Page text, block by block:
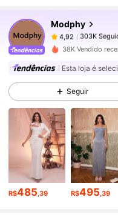
Modphy
4,92
303K
5***8pago1 dia
4,92 303K
4,92 303K
4,92 303K
303K
38K Vendido
Esta loja é
Seguir
R$485 ,39 R$495 ,39